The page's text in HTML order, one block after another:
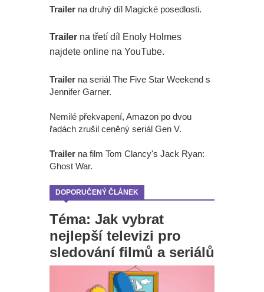
Trailer na druhý díl Magické posedlosti.
Trailer na třetí díl Enoly Holmes
najdete online na YouTube.
Trailer na seriál The Five Star Weekend s
Jennifer Garner.
Nemilé překvapení, Amazon po dvou
řadách zrušil ceněný seriál Gen V.
Trailer na film Tom Clancy's Jack Ryan:
Ghost War.
DOPORUČENÝ ČLÁNEK
Téma: Jak vybrat
nejlepší televizi pro
sledování filmů a seriálů